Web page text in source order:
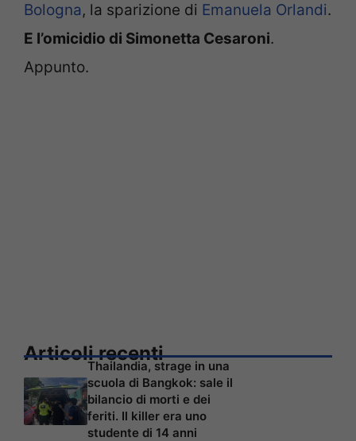
Bologna, la sparizione di Emanuela Orlandi.
E l’omicidio di Simonetta Cesaroni.
Appunto.
Articoli recenti
Thailandia, strage in una
scuola di Bangkok: sale il
bilancio di morti e dei
feriti. Il killer era uno
studente di 14 anni